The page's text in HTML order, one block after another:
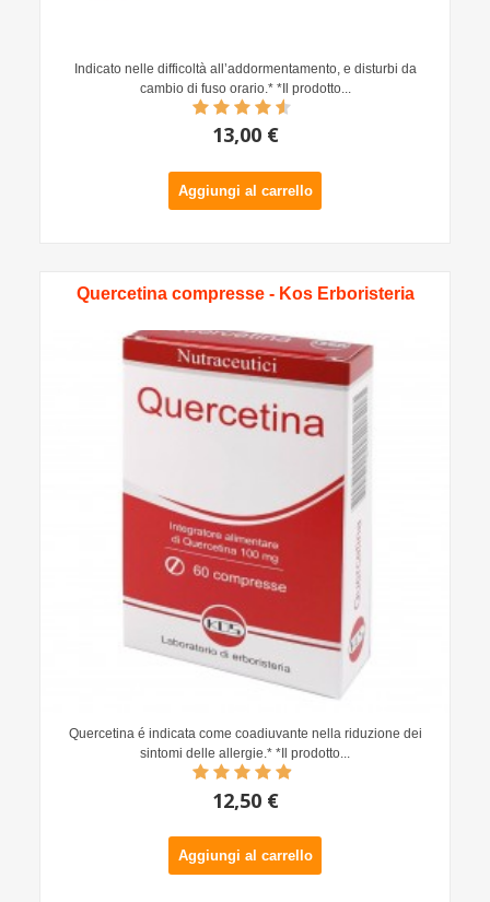
Indicato nelle difficoltà all’addormentamento, e disturbi da
cambio di fuso orario.* *Il prodotto...
13,00 €
Aggiungi al carrello
Quercetina compresse - Kos Erboristeria
Quercetina é indicata come coadiuvante nella riduzione dei
sintomi delle allergie.* *Il prodotto...
12,50 €
Aggiungi al carrello